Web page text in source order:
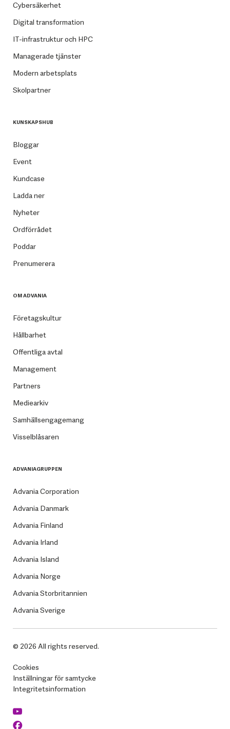
Cybersäkerhet
Digital transformation
IT-infrastruktur och HPC
Managerade tjänster
Modern arbetsplats
Skolpartner
KUNSKAPSHUB
Bloggar
Event
Kundcase
Ladda ner
Nyheter
Ordförrådet
Poddar
Prenumerera
OM ADVANIA
Företagskultur
Hållbarhet
Offentliga avtal
Management
Partners
Mediearkiv
Samhällsengagemang
Visselblåsaren
ADVANIAGRUPPEN
Advania Corporation
Advania Danmark
Advania Finland
Advania Irland
Advania Island
Advania Norge
Advania Storbritannien
Advania Sverige
© 2026 All rights reserved.
Cookies
Inställningar för samtycke
Integritetsinformation